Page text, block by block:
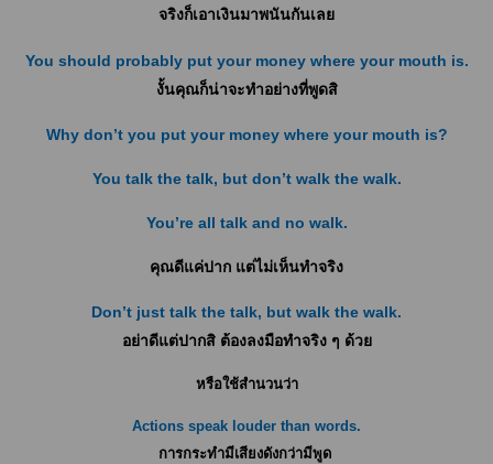
จริงก็เอาเงินมาพนันกันเลย
You should probably put your money where your mouth is.
งั้นคุณก็น่าจะทำอย่างที่พูดสิ
Why don’t you put your money where your mouth is?
You talk the talk, but don’t walk the walk.
You’re all talk and no walk.
คุณดีแค่ปาก แต่ไม่เห็นทำจริง
Don’t just talk the talk, but walk the walk.
อย่าดีแต่ปากสิ ต้องลงมือทำจริง ๆ ด้วย
หรือใช้สำนวนว่า
Actions speak louder than words.
การกระทำมีเสียงดังกว่ามีพูด